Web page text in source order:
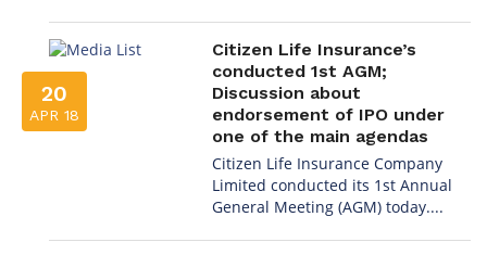
20
APR 18
Citizen Life Insurance’s
conducted 1st AGM;
Discussion about
endorsement of IPO under
one of the main agendas
Citizen Life Insurance Company
Limited conducted its 1st Annual
General Meeting (AGM) today....